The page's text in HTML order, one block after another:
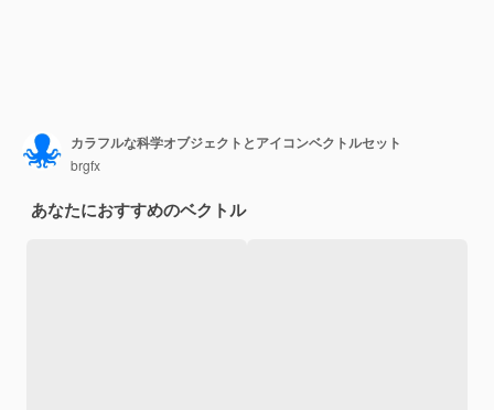
カラフルな科学オブジェクトとアイコンベクトルセット
brgfx
あなたにおすすめのベクトル